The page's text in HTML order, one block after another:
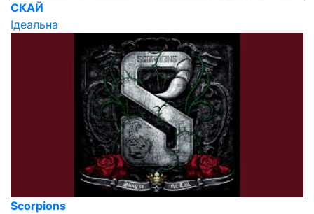
СКАЙ
Ідеальна
Scorpions